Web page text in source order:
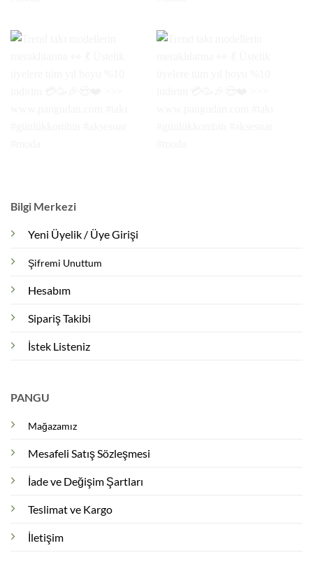
Bilgi Merkezi
Yeni Üyelik / Üye Girişi
Şifremi Unuttum
Hesabım
Sipariş Takibi
İstek Listeniz
PANGU
Mağazamız
Mesafeli Satış Sözleşmesi
İade ve Değişim Şartları
Teslimat ve Kargo
İletişim